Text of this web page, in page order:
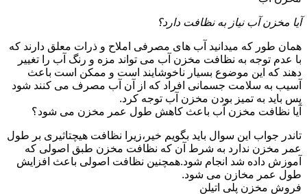
آیا مخزن آب نیاز به نظافت دارد؟
همان طور که میدانید آب های مصرفی املاح و ذرات معلق دارند که
با عدم توجه به نظافت مخزن آب می تواند مزه و رنگ آب را تغییر
دهند که این موضوع بسیار ناخوشایند است و ممکن است باعث
آسیب به سلامت جسمانی افراد که از آن آب مصرف می کنند شود
پس باید به تمیز بودن مخزن آب توجه کرد.
آیا نظافت مخزن آب باعث کاهش طول عمر مخزن می شود؟
تاندر جواب این سوال باید بگویم خیر،زیرا نظافت هیچتاثیری بر طول
عمر مخزن ندارد به شرط آن که نظافت مخزن طبق اصولی که
آموزش داده شد انجام شود.همچنین نظافت اصولی باعث افزایش
طول عمر مخازن می شود.
فروش مخزن پلی اتیلن